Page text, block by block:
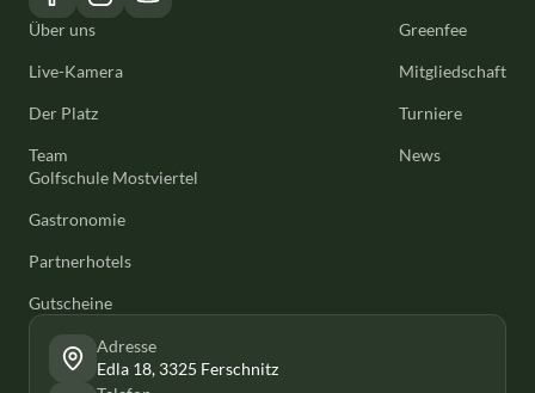
Über uns
Live-Kamera
Der Platz
Team
Greenfee
Mitgliedschaft
Turniere
News
Golfschule Mostviertel
Gastronomie
Partnerhotels
Gutscheine
Adresse
Edla 18, 3325 Ferschnitz